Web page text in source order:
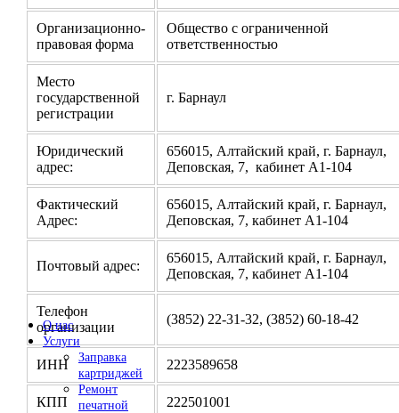
О нас
Услуги
Заправка
картриджей
Ремонт
печатной
Организационно-
правовая форма
Общество с ограниченной
ответственностью
Место
государственной
регистрации
г. Барнаул
Юридический
адрес:
656015, Алтайский край, г. Барнаул,
Деповская, 7, кабинет А1-104
Фактический
Адрес:
656015, Алтайский край, г. Барнаул,
Деповская, 7, кабинет А1-104
Почтовый адрес:
656015, Алтайский край, г. Барнаул,
Деповская, 7, кабинет А1-104
Телефон
организации
(3852) 22-31-32, (3852) 60-18-42
ИНН 2223589658
КПП 222501001